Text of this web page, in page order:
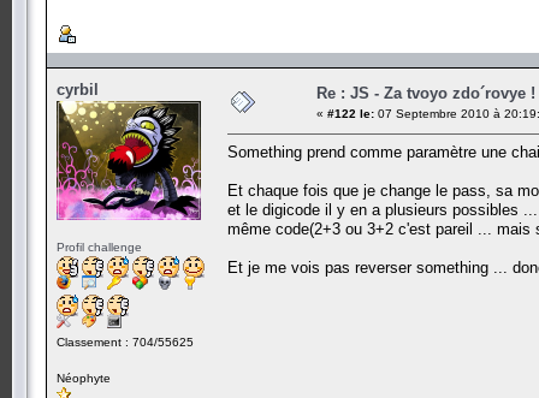
cyrbil
Profil challenge
Classement : 704/55625
Néophyte
Re : JS - Za tvoyo zdo´rovye !
« #122 le: 07 Septembre 2010 à
Something prend comme paramètre une
Et chaque fois que je change le pass, sa
et le digicode il y en a plusieurs possibles
même code(2+3 ou 3+2 c'est pareil ... mais
Et je me vois pas reverser something ...